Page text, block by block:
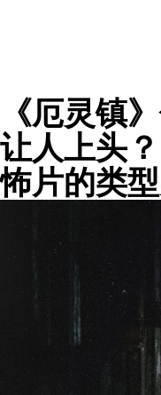
《厄灵镇
让人上头
怖片的类